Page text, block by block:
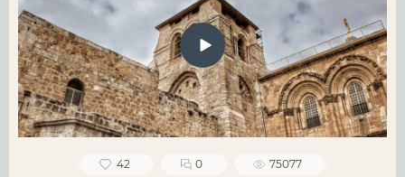
42 0 75077